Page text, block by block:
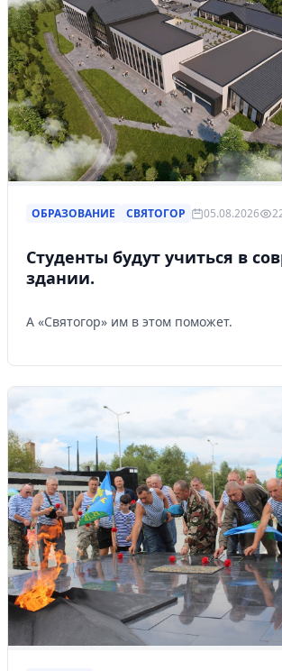
ОБРАЗОВАНИЕ СВЯТОГОР 05.08.2026
Студенты будут учиться в
здании.
А «Святогор» им в этом поможет.